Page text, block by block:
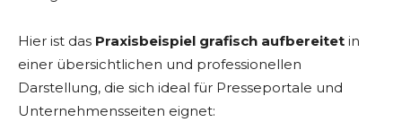
Hier ist das Praxisbeispiel grafisch aufbereitet in
einer übersichtlichen und professionellen
Darstellung, die sich ideal für Presseportale und
Unternehmensseiten eignet: